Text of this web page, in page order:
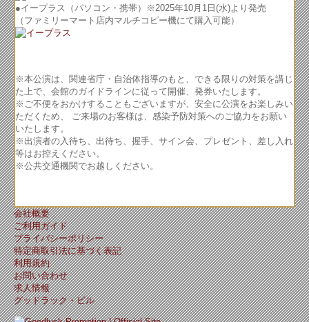
●イープラス（パソコン・携帯）※2025年10月1日(水)より発売
（ファミリーマート店内マルチコピー機にて購入可能）
※本公演は、関連省庁・自治体指導のもと、できる限りの対策を講じ
た上で、会館のガイドラインに従って開催、発券いたします。
※ご不便をおかけすることもございますが、安全に公演をお楽しみい
ただくため、 ご来場のお客様は、感染予防対策へのご協力をお願い
いたします。
※出演者の入待ち、出待ち、握手、サイン会、プレゼント、差し入れ
等はお控えください。
※公共交通機関でお越しください。
会社概要
ご利用ガイド
プライバシーポリシー
特定商取引法に基づく表記
利用規約
お問い合わせ
求人情報
グッドラック・ビル